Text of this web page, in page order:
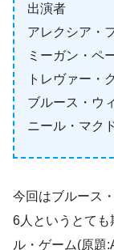
出演者
アレクシア・
ミーガン・ペ
トレヴァー・
ブルース・ウ
ニール・マク
今回はブルース
6人というとても
ル・ゲーム(原題